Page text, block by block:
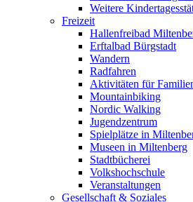
Weitere
Freizeit
Hallenfreibad
Erftalbad Bürgstadt
Wandern
Radfahren
Aktivitäten für
Mountainbiking
Nordic Walking
Jugendzentrum
Spielplätze in
Museen in Miltenberg
Stadtbücherei
Volkshochschule
Veranstaltungen
Gesellschaft & Soziales